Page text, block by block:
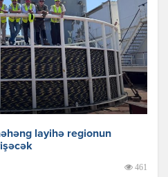
layihə regionun
461